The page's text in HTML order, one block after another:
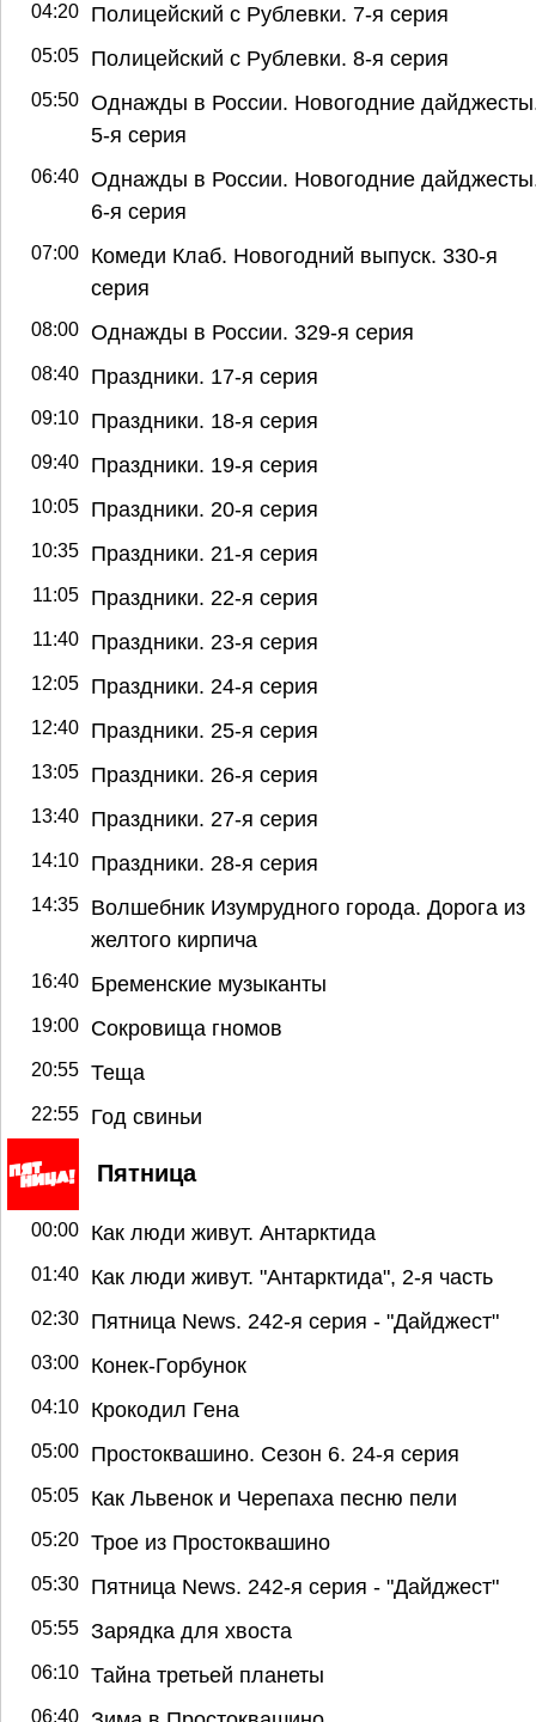
04:20 Полицейский с Рублевки. 7-я серия
05:05 Полицейский с Рублевки. 8-я серия
05:50 Однажды в России. Новогодние
5-я серия
06:40 Однажды в России. Новогодние
6-я серия
07:00
Комеди Клаб. Новогодний выпуск. 330-я
серия
08:00 Однажды в России. 329-я серия
08:40 Праздники. 17-я серия
09:10 Праздники. 18-я серия
09:40 Праздники. 19-я серия
10:05 Праздники. 20-я серия
10:35 Праздники. 21-я серия
11:05 Праздники. 22-я серия
11:40 Праздники. 23-я серия
12:05 Праздники. 24-я серия
12:40 Праздники. 25-я серия
13:05 Праздники. 26-я серия
13:40 Праздники. 27-я серия
14:10 Праздники. 28-я серия
14:35
Волшебник Изумрудного города. Дорога из
желтого кирпича
16:40 Бременские музыканты
19:00 Сокровища гномов
20:55 Теща
22:55 Год свиньи
Пятница
00:00 Как люди живут. Антарктида
01:40 Как люди живут. "Антарктида", 2-я часть
02:30 Пятница News. 242-я серия - "Дайджест"
03:00 Конек-Горбунок
04:10 Крокодил Гена
05:00 Простоквашино. Сезон 6. 24-я серия
05:05 Как Львенок и Черепаха песню пели
05:20 Трое из Простоквашино
05:30 Пятница News. 242-я серия - "Дайджест"
05:55 Зарядка для хвоста
06:10 Тайна третьей планеты
06:40